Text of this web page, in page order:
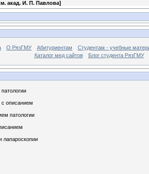
акад. И. П. Павлова]
О РязГМУ Абитуриентам
Студентам - учебные
Каталог мед сайтов
Блог студента РязГМУ
с описанием
патологии
лапароскопии